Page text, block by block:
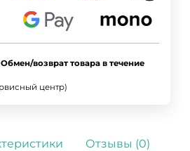
возврат товара в течение
центр)
Отзывы (0)